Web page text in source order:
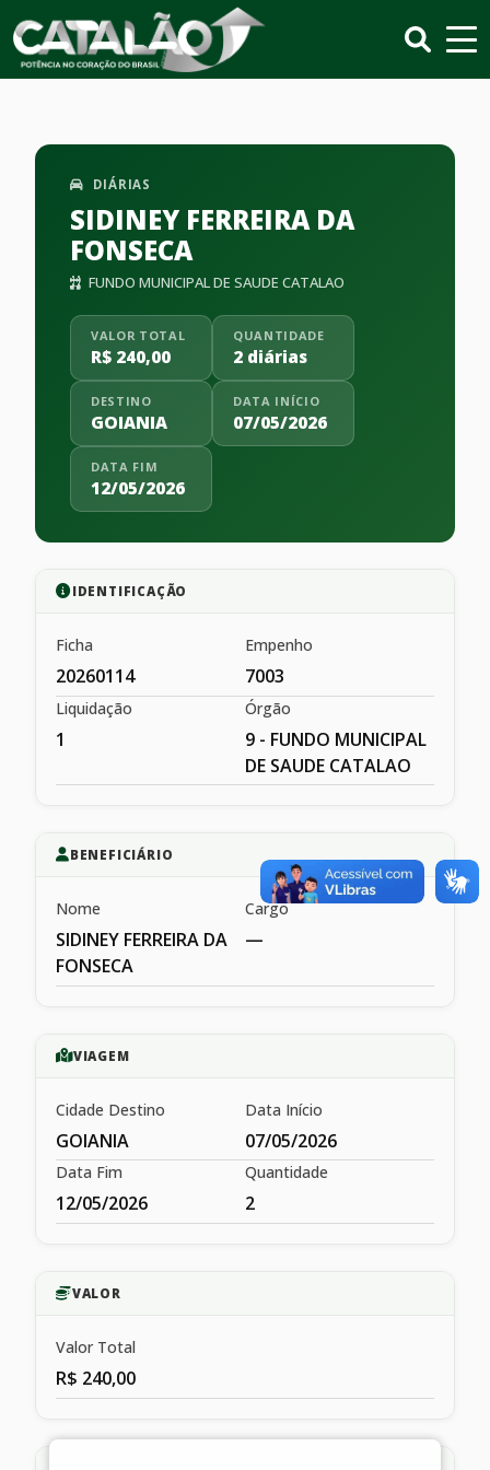
DIÁRIAS
SIDINEY FERREIRA DA
FONSECA
FUNDO MUNICIPAL DE SAUDE CATALAO
VALOR TOTAL
R$ 240,00
QUANTIDADE
2 diárias
DESTINO
GOIANIA
DATA INÍCIO
07/05/2026
DATA FIM
12/05/2026
IDENTIFICAÇÃO
Ficha
20260114
Empenho
7003
Liquidação
1
Órgão
9 - FUNDO MUNICIPAL
DE SAUDE CATALAO
BENEFICIÁRIO
Nome
SIDINEY FERREIRA DA
FONSECA
Cargo
—
VIAGEM
Cidade Destino
GOIANIA
Data Início
07/05/2026
Data Fim
12/05/2026
Quantidade
2
VALOR
Valor Total
R$ 240,00